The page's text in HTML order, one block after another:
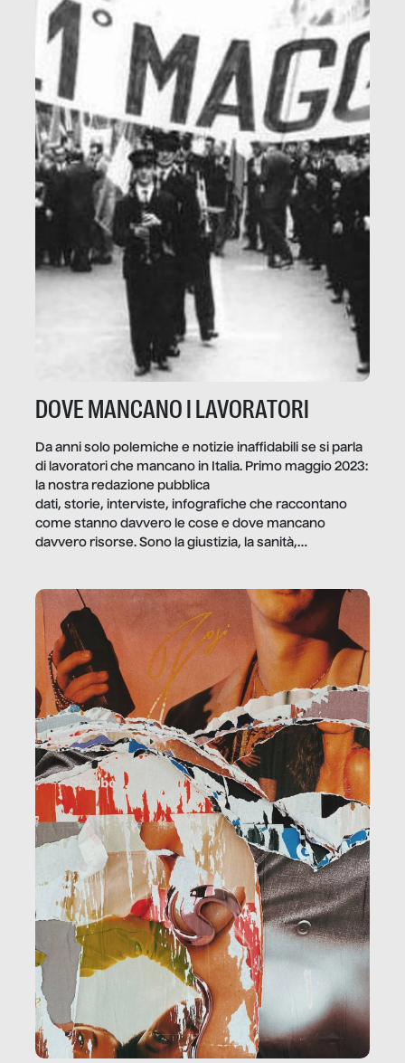
DOVE MANCANO I LAVORATORI
Da anni solo polemiche e notizie inaffidabili se si parla
di lavoratori che mancano in Italia. Primo maggio 2023:
la nostra redazione pubblica
dati, storie, interviste, infografiche che raccontano
come stanno davvero le cose e dove mancano
davvero risorse. Sono la giustizia, la sanità,